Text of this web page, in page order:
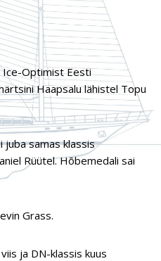
Ice-Optimist Eesti
Haapsalu lähistel Topu
samas klassis
Rüütel. Hõbemedali sai
Grass.
ja DN-klassis kuus